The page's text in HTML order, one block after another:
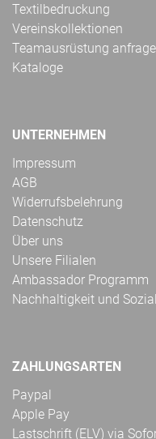
Textilbedruckung
Vereinskollektionen
Teamausrüstung
Kataloge
UNTERNEHMEN
Impressum
AGB
Widerrufsbelehrung
Datenschutz
Über uns
Unsere Filialen
Ambassador Programm
Nachhaltigkeit und
ZAHLUNGSARTEN
Paypal
Apple Pay
Lastschrift (ELV) via